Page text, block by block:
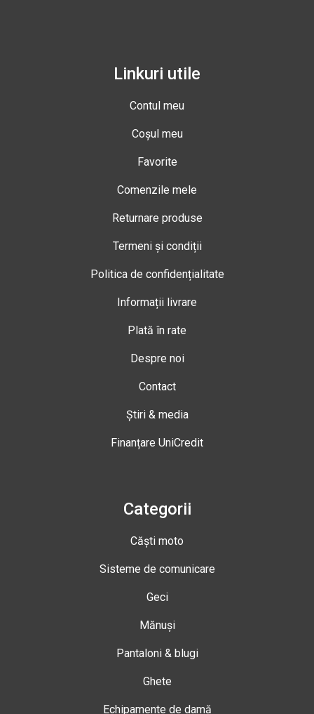
Linkuri utile
Contul meu
Coșul meu
Favorite
Comenzile mele
Returnare produse
Termeni și condiții
Politica de confidențialitate
Informații livrare
Plată în rate
Despre noi
Contact
Știri & media
Finanțare UniCredit
Categorii
Căști moto
Sisteme de comunicare
Geci
Mănuși
Pantaloni & blugi
Ghete
Echipamente de damă